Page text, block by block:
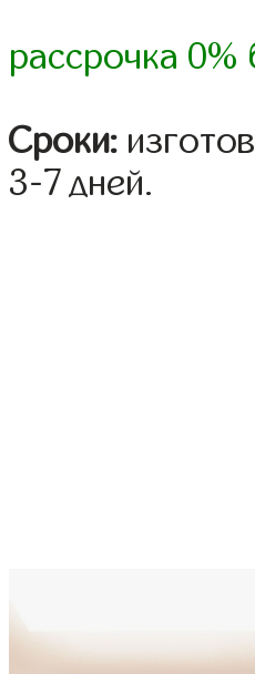
рассрочка 0%
Сроки:
3-7 дней.